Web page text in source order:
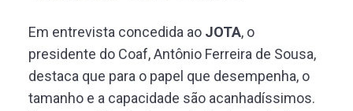
Em entrevista concedida ao JOTA, o
presidente do Coaf, Antônio Ferreira de Sousa,
destaca que para o papel que desempenha, o
tamanho e a capacidade são acanhadíssimos.